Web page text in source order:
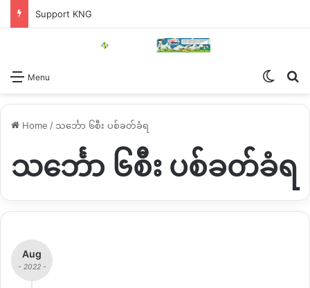
Support KNG
Menu
Home / သင်္ဘော ၆စီး ပစ်ခတ်ခံရ
သင်္ဘော ၆စီး ပစ်ခတ်ခံရ
Aug
- 2022 -